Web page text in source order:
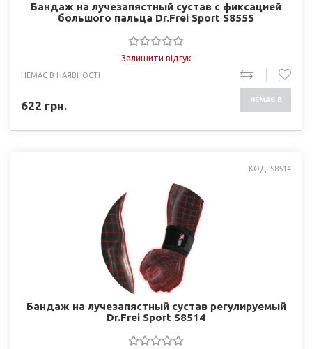
Бандаж на лучезапястный сустав с фиксацией
большого пальца Dr.Frei Sport S8555
Залишити відгук
НЕМАЄ В НАЯВНОСТІ
622 грн. НЕМАЄ В
КОД: S8514
Бандаж на лучезапястный сустав регулируемый
Dr.Frei Sport S8514